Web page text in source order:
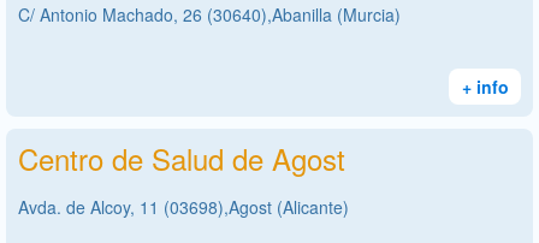
C/ Antonio Machado, 26 (30640),Abanilla (Murcia)
+ info
Centro de Salud de Agost
Avda. de Alcoy, 11 (03698),Agost (Alicante)